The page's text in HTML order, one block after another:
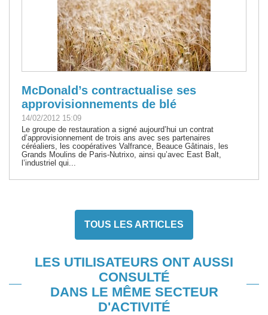
McDonald’s contractualise ses
approvisionnements de blé
14/02/2012 15:09
Le groupe de restauration a signé aujourd’hui un contrat
d’approvisionnement de trois ans avec ses partenaires
céréaliers, les coopératives Valfrance, Beauce Gâtinais, les
Grands Moulins de Paris-Nutrixo, ainsi qu’avec East Balt,
l’industriel qui...
TOUS LES ARTICLES
LES UTILISATEURS ONT AUSSI
CONSULTÉ
DANS LE MÊME SECTEUR
D'ACTIVITÉ